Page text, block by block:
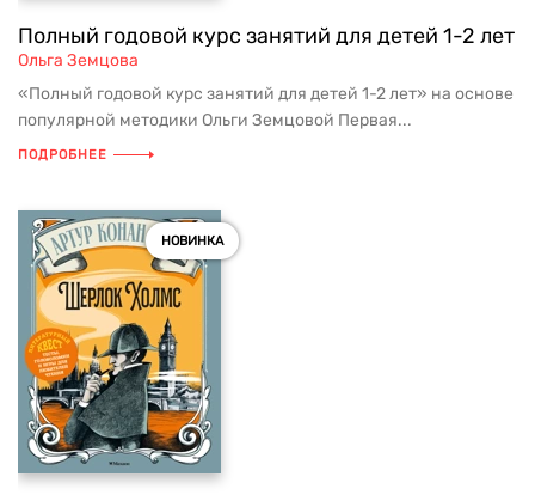
Полный годовой курс занятий для детей 1-2 лет
Ольга Земцова
«Полный годовой курс занятий для детей 1-2 лет» на основе
популярной методики Ольги Земцовой Первая...
ПОДРОБНЕЕ
НОВИНКА